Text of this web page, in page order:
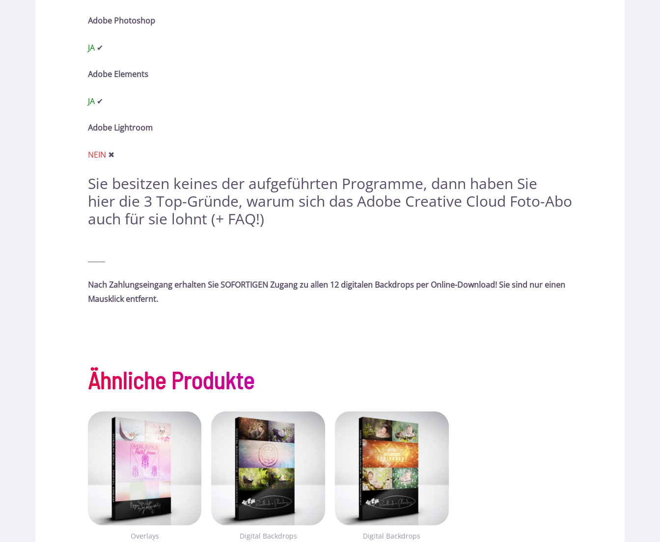
Adobe Photoshop
JA ✔
Adobe Elements
JA ✔
Adobe Lightroom
NEIN ✖
Sie besitzen keines der aufgeführten Programme, dann haben Sie
hier die 3 Top-Gründe, warum sich das Adobe Creative Cloud Foto-Abo
auch für sie lohnt (+ FAQ!)
Nach Zahlungseingang erhalten Sie SOFORTIGEN Zugang zu allen 12 digitalen Backdrops per Online-Download! Sie sind nur einen
Mausklick entfernt.
Ähnliche Produkte
Overlays Digital Backdrops Digital Backdrops